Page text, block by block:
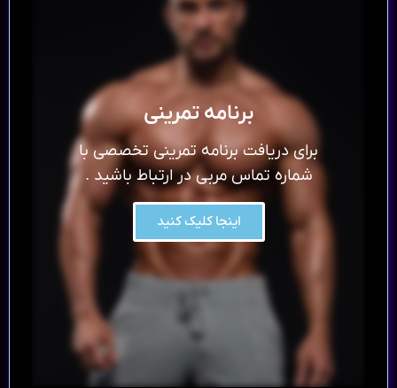
برنامه تمرینی
برای دریافت برنامه تمرینی تخصصی با
شماره تماس مربی در ارتباط باشید .
اینجا کلیک کنید